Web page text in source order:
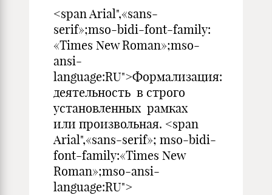
<span Arial",«sans-
serif»;mso-bidi-font-family:
«Times New Roman»;mso-
ansi-
language:RU">Формализация:
деятельность в строго
установленных рамках
или произвольная. <span
Arial",«sans-serif»; mso-bidi-
font-family:«Times New
Roman»;mso-ansi-
language:RU">